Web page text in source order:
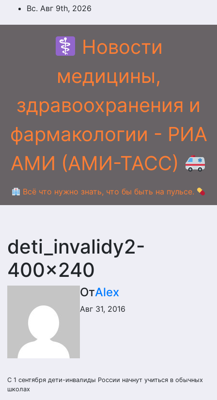
ПерейтиВс. Авг 9th, 2026
Новости
медицины,
здравоохранения и
фармакологии - РИА
АМИ (АМИ-ТАСС)
Всё что нужно знать, что бы быть на пульсе.
deti_invalidy2-
400×240
ОтAlex
Авг 31, 2016
С 1 сентября дети-инвалиды России начнут учиться в обычных
школах